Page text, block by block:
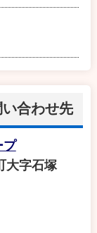
合わせ先
プ
大字石塚